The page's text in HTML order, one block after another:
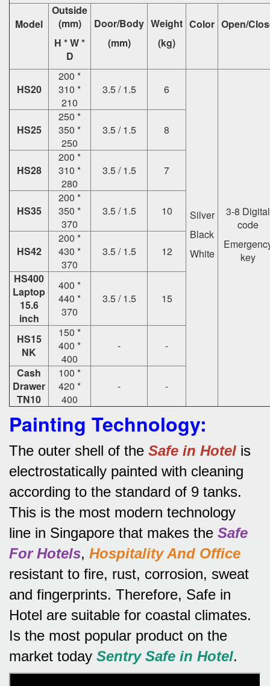
Model
Outside
(mm)
H * W *
D
Door/Body
(mm)
Weight
(kg)
Color Open/
HS20
200 *
310 *
210
3.5 / 1.5 6
Silver
Black
White
3-8 Digital
code
key
HS25
250 *
350 *
250
3.5 / 1.5 8
HS28
200 *
310 *
280
3.5 / 1.5 7
HS35
200 *
350 *
370
3.5 / 1.5 10
HS42
200 *
430 *
370
3.5 / 1.5
12
HS400
Laptop
15.6
inch
400 *
440 *
370
3.5 / 1.5 15
HS15
NK
150 *
400 *
400
-
-
Cash
Drawer
TN10
100 *
420 *
400
- -
Painting Technology:
The outer shell of the Safe in Hotel is
electrostatically painted with cleaning
according to the standard of 9 tanks.
This is the most modern technology
line in Singapore that makes the Safe
For Hotels, Hospitality And Office
resistant to fire, rust, corrosion, sweat
and fingerprints. Therefore, Safe in
Hotel are suitable for coastal climates.
Is the most popular product on the
market today Sentry Safe in Hotel.